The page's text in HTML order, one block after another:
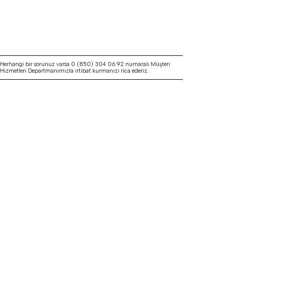
Herhangi bir sorunuz varsa 0 (850) 304 06 92 numaralı Müşteri
Hizmetleri Departmanımızla irtibat kurmanızı rica ederiz.